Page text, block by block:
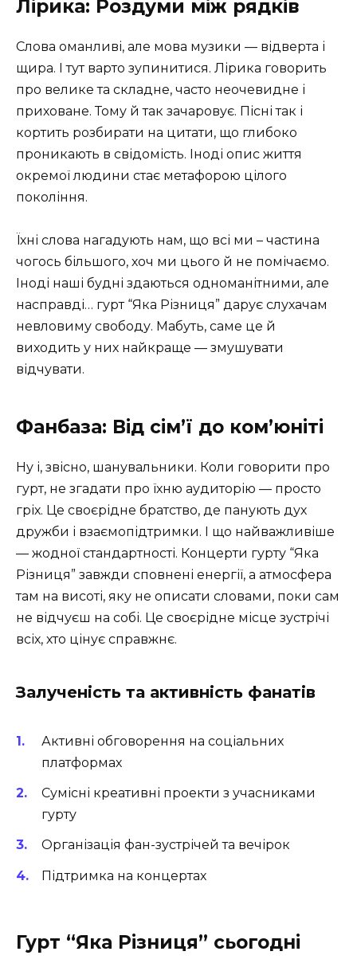
Лірика: Роздуми між рядків
Слова оманливі, але мова музики — відверта і
щира. І тут варто зупинитися. Лірика говорить
про велике та складне, часто неочевидне і
приховане. Тому й так зачаровує. Пісні так і
кортить розбирати на цитати, що глибоко
проникають в свідомість. Іноді опис життя
окремої людини стає метафорою цілого
покоління.
Їхні слова нагадують нам, що всі ми – частина
чогось більшого, хоч ми цього й не помічаємо.
Іноді наші будні здаються одноманітними, але
насправді… гурт “Яка Різниця” дарує слухачам
невловиму свободу. Мабуть, саме це й
виходить у них найкраще — змушувати
відчувати.
Фанбаза: Від сім’ї до ком’юніті
Ну і, звісно, шанувальники. Коли говорити про
гурт, не згадати про їхню аудиторію — просто
гріх. Це своєрідне братство, де панують дух
дружби і взаємопідтримки. І що найважливіше
— жодної стандартності. Концерти гурту “Яка
Різниця” завжди сповнені енергії, а атмосфера
там на висоті, яку не описати словами, поки сам
не відчуєш на собі. Це своєрідне місце зустрічі
всіх, хто цінує справжнє.
Залученість та активність фанатів
Активні обговорення на соціальних
платформах
Сумісні креативні проекти з учасниками
гурту
Організація фан-зустрічей та вечірок
Підтримка на концертах
Гурт “Яка Різниця” сьогодні